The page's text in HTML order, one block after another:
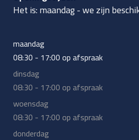
Het is:maandag-we zijn
maandag
08:30 - 17:00 op afspraak
dinsdag
08:30 - 17:00 op afspraak
woensdag
08:30 - 17:00 op afspraak
donderdag